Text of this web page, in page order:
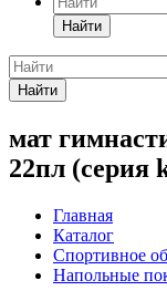
Найти
Найти
мат
22пл (серия
Главная
Каталог
Спортивное
Напольные